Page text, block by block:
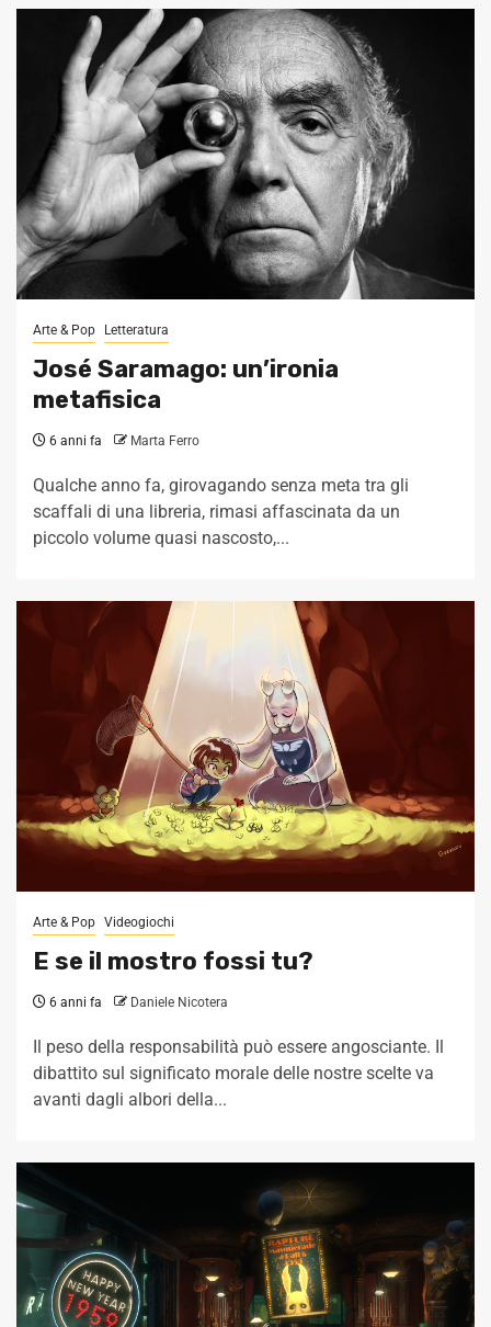
Arte & Pop Letteratura
José Saramago: un’ironia
metafisica
6 anni fa Marta Ferro
Qualche anno fa, girovagando senza meta tra gli
scaffali di una libreria, rimasi affascinata da un
piccolo volume quasi nascosto,...
Arte & Pop Videogiochi
E se il mostro fossi tu?
6 anni fa Daniele Nicotera
Il peso della responsabilità può essere angosciante. Il
dibattito sul significato morale delle nostre scelte va
avanti dagli albori della...